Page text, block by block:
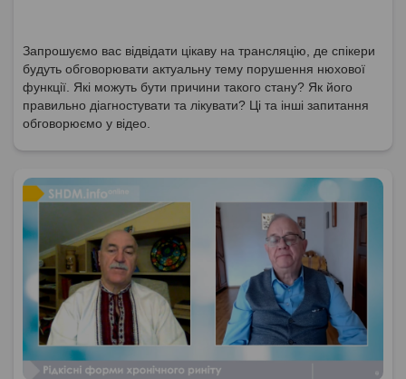
Запрошуємо вас відвідати цікаву на трансляцію, де спікери
будуть обговорювати актуальну тему порушення нюхової
функції. Які можуть бути причини такого стану? Як його
правильно діагностувати та лікувати? Ці та інші запитання
обговорюємо у відео.